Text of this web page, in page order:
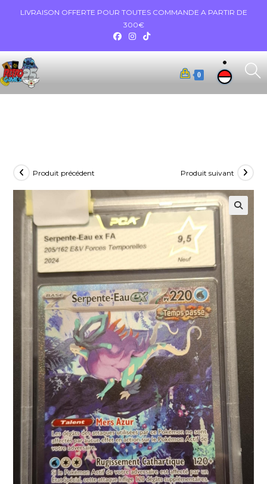
LIVRAISON OFFERTE POUR TOUTES COMMANDE A PARTIR DE
300€
0
Produit précédent Produit suivant